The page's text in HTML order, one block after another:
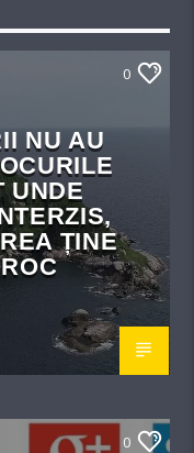
0
NU AU
UNDE
ȚINE
0